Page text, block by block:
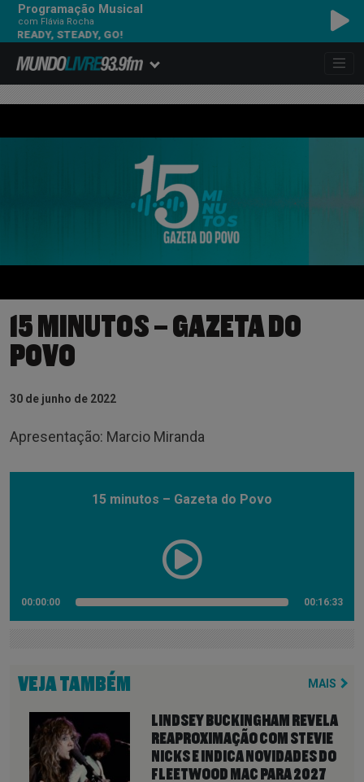
Programação Musical
com Flávia Rocha
STEADY, GO!
15 MINUTOS – GAZETA DO
POVO
30 de junho de 2022
Apresentação: Marcio Miranda
15 minutos – Gazeta do Povo
00:00:00 00:16:33
VEJA TAMBÉM MAIS
LINDSEY BUCKINGHAM REVELA
REAPROXIMAÇÃO COM STEVIE
NICKS E INDICA NOVIDADES DO
FLEETWOOD MAC PARA 2027